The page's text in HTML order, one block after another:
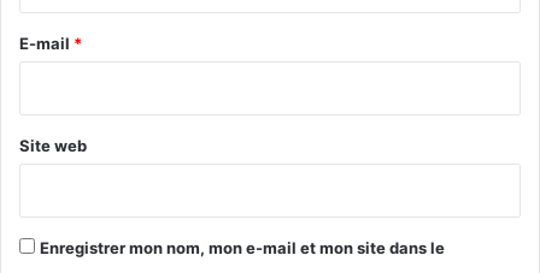
e
E-mail *
Site web
Enregistrer mon nom, mon e-mail et mon site dans le